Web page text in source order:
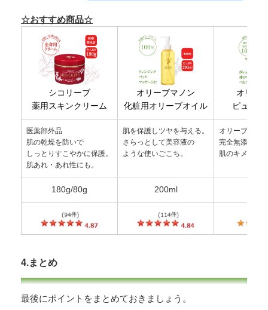
☆おすすめ商品☆
シコリーブ
薬用スキンクリーム
オリーブマノン
化粧用オリーブオイル
オリー
ピュア
医薬部外品
肌の乾燥を防いで
しっとりすこやかに保護。
肌あれ・あれ性にも。
肌を保護しツヤを与える。
さらっとして美容液の
ような使いごこち。
オリーブ由来
完全無添加。
肌のキメを整
180g/80g 200ml
4.まとめ
最後にポイントをまとめておきましょう。